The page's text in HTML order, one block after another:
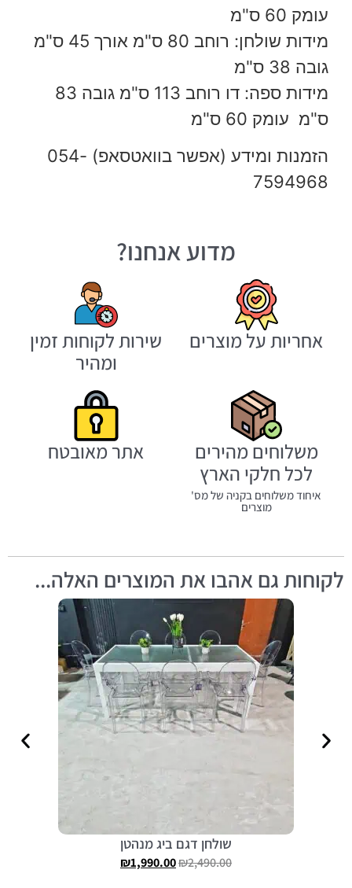
עומק 60 ס"מ
מידות שולחן: רוחב 80 ס"מ אורך 45 ס"מ
גובה 38 ס"מ
מידות ספה: דו רוחב 113 ס"מ גובה 83
ס"מ עומק 60 ס"מ
הזמנות ומידע (אפשר בוואטסאפ) 054-
7594968
מדוע אנחנו?
אחריות על מוצרים
שירות לקוחות זמין
ומהיר
משלוחים מהירים
לכל חלקי הארץ
איחוד משלוחים בקניה של מס'
מוצרים
אתר מאובטח
לקוחות גם אהבו את המוצרים האלה...
שולחן דגם ביג מנהטן
₪2,490.00
₪1,990.00